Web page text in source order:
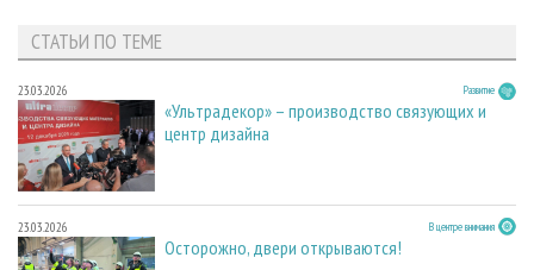
СТАТЬИ ПО ТЕМЕ
23.03.2026 Развитие
«Ультрадекор» – производство связующих и
центр дизайна
23.03.2026 В центре внимания
Осторожно, двери открываются!